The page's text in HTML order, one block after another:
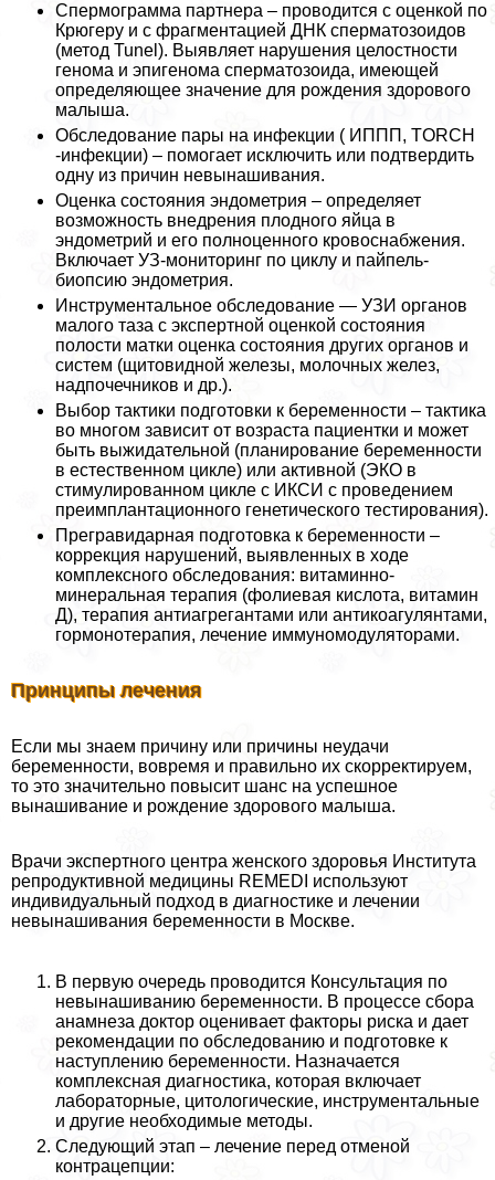
Спермограмма партнера – проводится с оценкой по
Крюгеру и с фрагментацией ДНК cпepматозоидов
(метод Tunel). Выявляет нарушения целостности
генома и эпигенома cпepматозоида, имеющей
определяющее значение для рождения здорового
малыша.
Обследование пары на инфекции ( ИППП, TORCH
-инфекции) – помогает исключить или подтвердить
одну из причин невынашивания.
Оценка состояния эндометрия – определяет
возможность внедрения плодного яйца в
эндометрий и его полноценного кровоснабжения.
Включает УЗ-мониторинг по циклу и пайпель-
биопсию эндометрия.
Инструментальное обследование — УЗИ органов
малого таза с экспертной оценкой состояния
полости матки оценка состояния других органов и
систем (щитовидной железы, молочных желез,
надпочечников и др.).
Выбор тактики подготовки к беременности – тактика
во многом зависит от возраста пациентки и может
быть выжидательной (планирование беременности
в естественном цикле) или активной (ЭКО в
стимулированном цикле с ИКСИ с проведением
преимплантационного генетического тестирования).
Прегравидарная подготовка к беременности –
коррекция нарушений, выявленных в ходе
комплексного обследования: витаминно-
минеральная терапия (фолиевая кислота, витамин
Д), терапия антиагрегантами или антикоагулянтами,
гормонотерапия, лечение иммуномодуляторами.
Принципы лечения
Если мы знаем причину или причины неудачи
беременности, вовремя и правильно их скорректируем,
то это значительно повысит шанс на успешное
вынашивание и рождение здорового малыша.
Врачи экспертного центра женского здоровья Института
репродуктивной медицины REMEDI используют
индивидуальный подход в диагностике и лечении
невынашивания беременности в Москве.
В первую очередь проводится Консультация по
невынашиванию беременности. В процессе сбора
анамнеза доктор оценивает факторы риска и дает
рекомендации по обследованию и подготовке к
наступлению беременности. Назначается
комплексная диагностика, которая включает
лабораторные, цитологические, инструментальные
и другие необходимые методы.
Следующий этап – лечение перед отменой
кoнтpaцепции: